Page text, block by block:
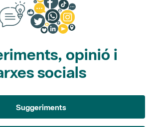
opinió i
socials
Suggeriments
Opina